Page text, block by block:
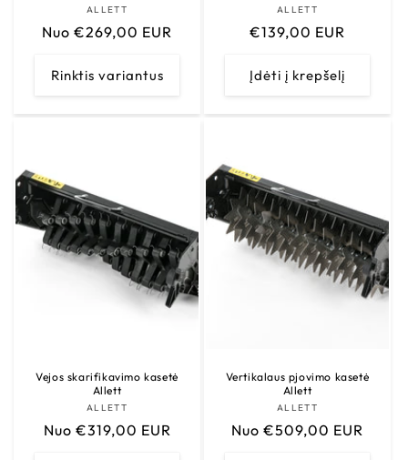
Tiekėjas:
ALLETT
Įprasta
Nuo €269,00 EUR
Rinktis variantus
Tiekėjas:
ALLETT
Įprasta
€139,00 EUR
Įdėti į krepšelį
Vejos skarifikavimo kasetė
Allett
Tiekėjas:
ALLETT
Įprasta
Nuo €319,00 EUR
Vertikalaus pjovimo kasetė
Allett
Tiekėjas:
ALLETT
Įprasta
Nuo €509,00 EUR